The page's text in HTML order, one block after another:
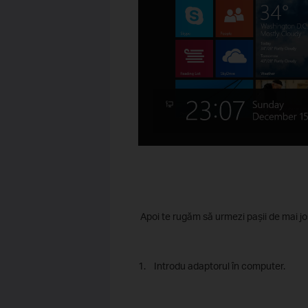
Apoi te rugăm să urmezi pașii de mai
1. Introdu adaptorul în computer.